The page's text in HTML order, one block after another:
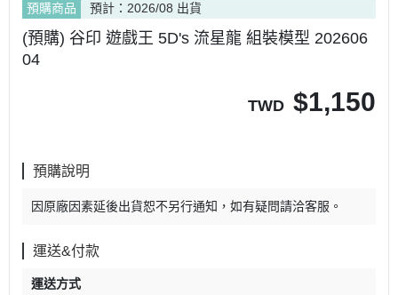
預購商品
預計：2026/08 出貨
(預購) 谷印 遊戲王 5D's 流星龍 組裝模型 202606
04
TWD $1,150
預購說明
因原廠因素延後出貨恕不另行通知，如有疑問請洽客服。
運送&付款
運送方式